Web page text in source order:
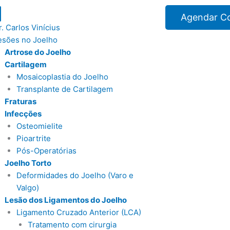
Carlos Vinícius
no Joelho
Artrose do Joelho
Cartilagem
Mosaicoplastia do Joelho
Transplante de Cartilagem
Fraturas
Infecções
Osteomielite
Pioartrite
Pós-Operatórias
Joelho Torto
Deformidades do Joelho (Varo e
Valgo)
Lesão dos Ligamentos do Joelho
Ligamento Cruzado Anterior (LCA)
Tratamento com cirurgia
Agendar